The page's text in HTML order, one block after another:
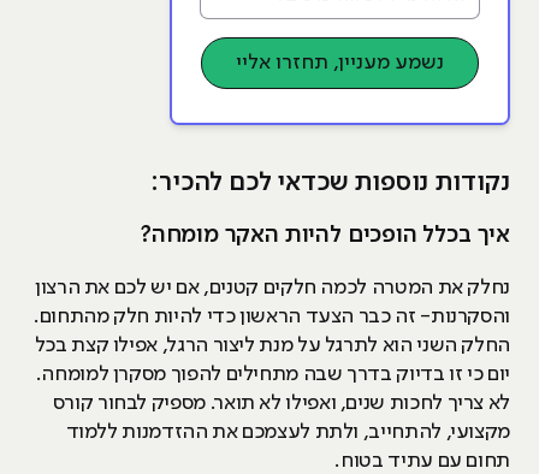
נשמע מעניין, תחזרו אליי
נקודות נוספות שכדאי לכם להכיר:
איך בכלל הופכים להיות האקר מומחה?
נחלק את המטרה לכמה חלקים קטנים, אם יש לכם את הרצון
והסקרנות- זה כבר הצעד הראשון כדי להיות חלק מהתחום.
החלק השני הוא לתרגל על מנת ליצור הרגל, אפילו קצת בכל
יום כי זו בדיוק בדרך שבה מתחילים להפוך מסקרן למומחה.
לא צריך לחכות שנים, ואפילו לא תואר. מספיק לבחור קורס
מקצועי, להתחייב, ולתת לעצמכם את ההזדמנות ללמוד
תחום עם עתיד בטוח.